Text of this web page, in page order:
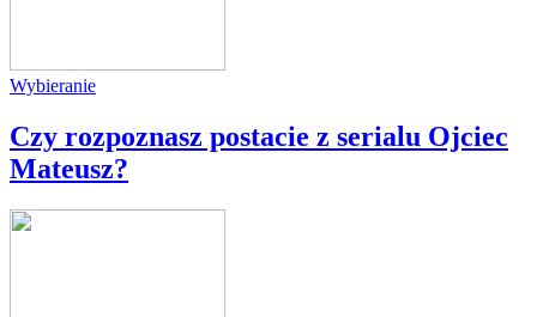
Wybieranie
Czy rozpoznasz postacie z serialu Ojciec
Mateusz?